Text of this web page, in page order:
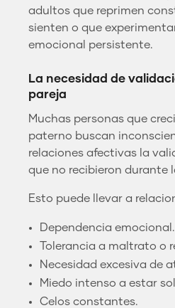
adultos que reprimen
sienten o que
emocional persistente.
La necesidad de
pareja
Muchas personas que
paterno buscan
relaciones afectivas la
que no recibieron durante
Esto puede llevar a
Dependencia emocional.
Tolerancia a maltrato o
Necesidad excesiva de
Miedo intenso a estar
Celos constantes.